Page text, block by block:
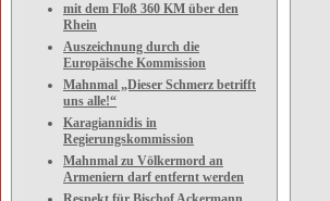
mit dem Floß 360 KM über den
Rhein
Auszeichnung durch die
Europäische Kommission
Mahnmal „Dieser Schmerz betrifft
uns alle!“
Karagiannidis in
Regierungskommission
Mahnmal zu Völkermord an
Armeniern darf entfernt werden